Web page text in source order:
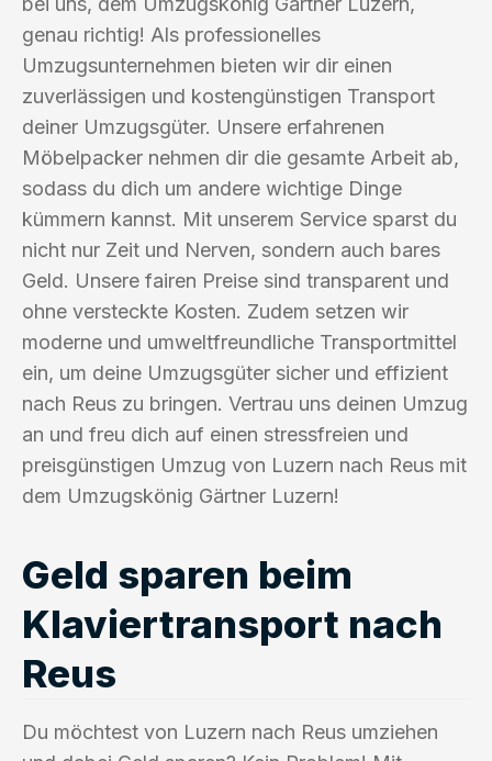
genau richtig! Als professionelles
Umzugsunternehmen bieten wir dir einen
zuverlässigen und kostengünstigen Transport
deiner Umzugsgüter. Unsere erfahrenen
Möbelpacker nehmen dir die gesamte Arbeit ab,
sodass du dich um andere wichtige Dinge
kümmern kannst. Mit unserem Service sparst du
nicht nur Zeit und Nerven, sondern auch bares
Geld. Unsere fairen Preise sind transparent und
ohne versteckte Kosten. Zudem setzen wir
moderne und umweltfreundliche Transportmittel
ein, um deine Umzugsgüter sicher und effizient
nach Reus zu bringen. Vertrau uns deinen Umzug
an und freu dich auf einen stressfreien und
preisgünstigen Umzug von Luzern nach Reus mit
dem Umzugskönig Gärtner Luzern!
Geld sparen beim
Klaviertransport nach
Reus
Du möchtest von Luzern nach Reus umziehen